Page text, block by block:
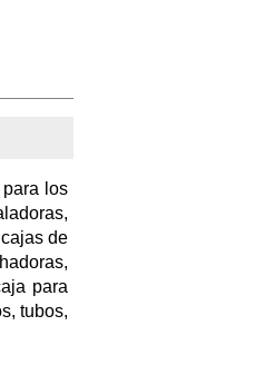
los
de
para
tubos,